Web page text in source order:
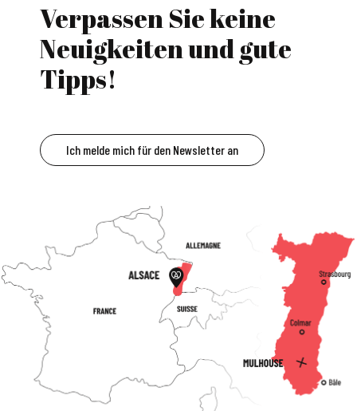
Verpassen Sie keine
Neuigkeiten und gute
Tipps!
Ich melde mich für den Newsletter an